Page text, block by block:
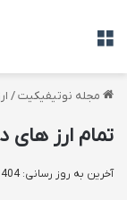
مجله نوتیفیکیت/
تمام ارز های
آخرین به روز رسانی: 18/03/1404